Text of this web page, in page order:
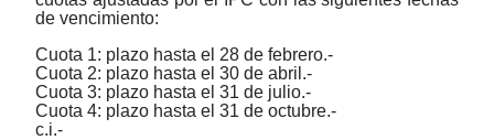
de vencimiento:
Cuota 1: plazo hasta el 28 de febrero.-
Cuota 2: plazo hasta el 30 de abril.-
Cuota 3: plazo hasta el 31 de julio.-
Cuota 4: plazo hasta el 31 de octubre.-
c.i.-